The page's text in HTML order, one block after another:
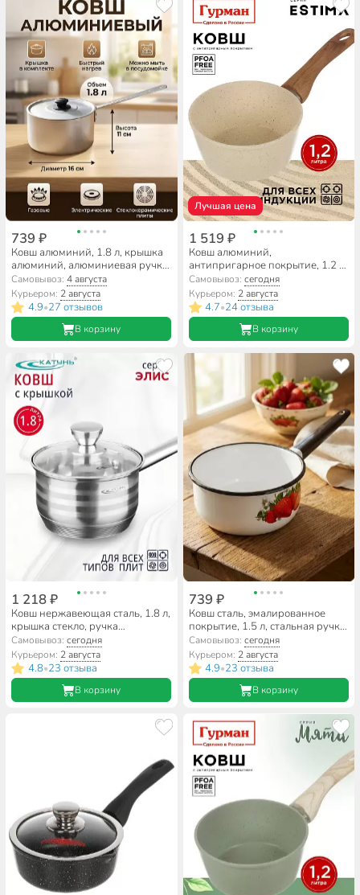
739 ₽
Ковш алюминий, 1.8 л, крышка
алюминий, алюминиевая ручка,
Калитва, 14018
Самовывоз:4 августа
Курьером: 2 августа
4.9•27 отзывов
В корзину
Лучшая цена
1 519 ₽
Ковш алюминий,
антипригарное покрытие, 1.2 л,
пластиковая ручка, Гурман,
Estima, ГМкш161 ЭБИ, бежевый
Самовывоз: сегодня
Курьером: 2 августа
4.7•24 отзыва
В корзину
1 218 ₽
Ковш нержавеющая сталь, 1.8 л,
крышка стекло, ручка
нержавеющая сталь, индукция,
Катунь, Элис, КТ16-К
Самовывоз:сегодня
Курьером: 2 августа
4.8•23 отзыва
В корзину
739 ₽
Ковш сталь, эмалированное
покрытие, 1.5 л, стальная ручка,
индукция, Сибирские товары,
С2008.П*44/П*59/СГ*59/В/СГ/
з*76/СГ*63/П*105/П/СГ*5, в
ассортименте
Самовывоз: сегодня
Курьером: 2 августа
4.9•23 отзыва
В корзину